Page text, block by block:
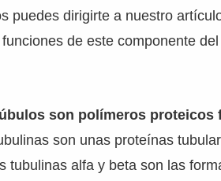
puedes dirigirte a nuestro
de este componente
son polímeros proteicos
son unas proteínas
tubulinas alfa y beta son las